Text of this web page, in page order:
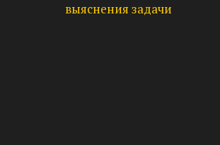
выяснения задачи